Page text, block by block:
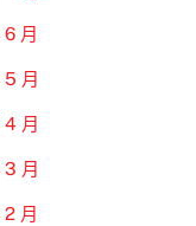
月
月
月
月
月